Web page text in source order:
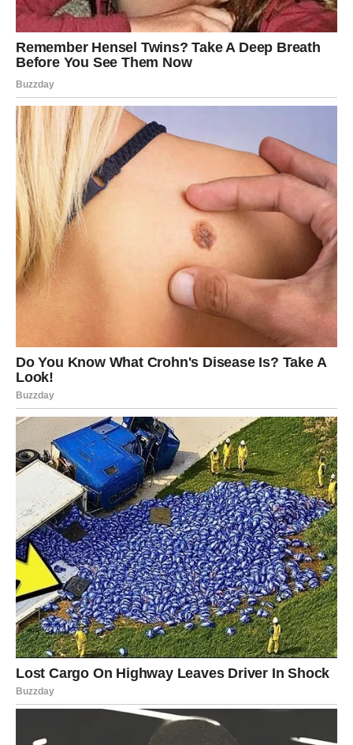
BONUS ČLANAK:
Čuveni kolač sa puterom koji izluđuje ceo svet topi se u
ustima! Recept za 10 minuta